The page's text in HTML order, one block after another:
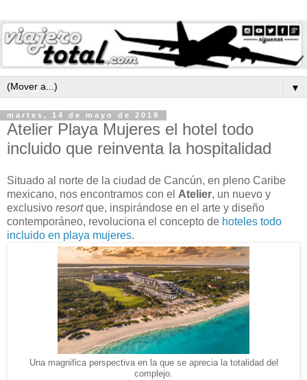
▼
martes, 14 de mayo de 2019
Atelier Playa Mujeres el hotel todo
incluido que reinventa la hospitalidad
Situado al norte de la ciudad de Cancún, en pleno Caribe
mexicano, nos encontramos con el Atelier, un nuevo y
exclusivo resortque, inspirándose en el arte y diseño
contemporáneo, revoluciona el concepto de hoteles todo
incluido en playa mujeres.
Una magnifica perspectiva en la que se aprecia la totalidad del
complejo.